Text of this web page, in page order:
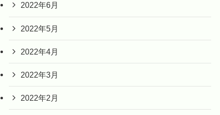
2022年6月
2022年5月
2022年4月
2022年3月
2022年2月